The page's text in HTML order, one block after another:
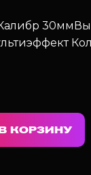
30мм
КОРЗИНУ